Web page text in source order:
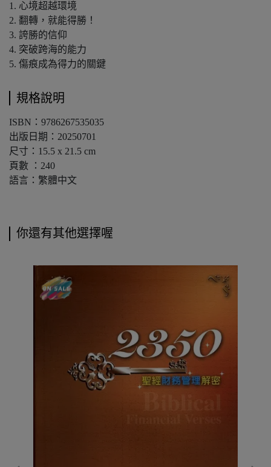
1. 心境超越環境
2. 翻轉，就能得勝！
3. 誇勝的信仰
4. 突破跨海的能力
5. 傷痕成為得力的關鍵
規格說明
ISBN：9786267535035
出版日期：20250701
尺寸：15.5 x 21.5 cm
頁數 ：240
語言：繁體中文
你還有其他選擇喔